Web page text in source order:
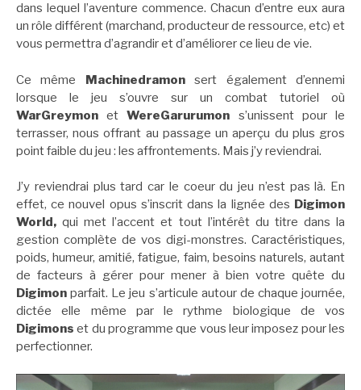
dans lequel l’aventure commence. Chacun d’entre eux aura
un rôle différent (marchand, producteur de ressource, etc) et
vous permettra d’agrandir et d’améliorer ce lieu de vie.
Ce même Machinedramonsert également d’ennemi
lorsque le jeu s’ouvre sur un combat tutoriel où
WarGreymon etWereGarurumon s’unissent pour le
terrasser, nous offrant au passage un aperçu du plus gros
point faible du jeu : les affrontements. Mais j’y reviendrai.
J’y reviendrai plus tard car le coeur du jeu n’est pas là. En
effet, ce nouvel opus s’inscrit dans la lignée des Digimon
World, qui met l’accent et tout l’intérêt du titre dans la
gestion complète de vos digi-monstres. Caractéristiques,
poids, humeur, amitié, fatigue, faim, besoins naturels, autant
de facteurs à gérer pour mener à bien votre quête du
Digimon parfait. Le jeu s’articule autour de chaque journée,
dictée elle même par le rythme biologique de vos
Digimons et du programme que vous leur imposez pour les
perfectionner.